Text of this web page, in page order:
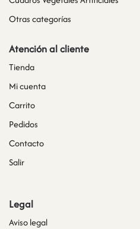
Otras categorías
Atención al cliente
Tienda
Mi cuenta
Carrito
Pedidos
Contacto
Salir
Legal
Aviso legal